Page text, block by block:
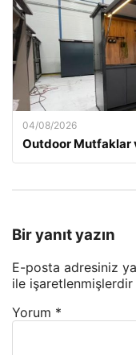
04/08/2026
Outdoor Mutfaklar
Bir yanıt yazın
E-posta adresiniz
ile işaretlenmişlerdir
Yorum *